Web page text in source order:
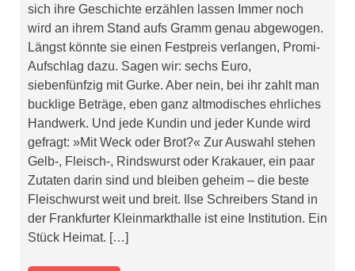
sich ihre Geschichte erzählen lassen Immer noch
wird an ihrem Stand aufs Gramm genau abgewogen.
Längst könnte sie einen Festpreis verlangen, Promi-
Aufschlag dazu. Sagen wir: sechs Euro,
siebenfünfzig mit Gurke. Aber nein, bei ihr zahlt man
bucklige Beträge, eben ganz altmodisches ehrliches
Handwerk. Und jede Kundin und jeder Kunde wird
gefragt: »Mit Weck oder Brot?« Zur Auswahl stehen
Gelb-, Fleisch-, Rindswurst oder Krakauer, ein paar
Zutaten darin sind und bleiben geheim – die beste
Fleischwurst weit und breit. Ilse Schreibers Stand in
der Frankfurter Kleinmarkthalle ist eine Institution. Ein
Stück Heimat. […]